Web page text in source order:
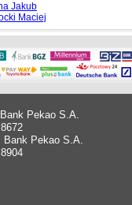
Jakub
Maciej
Pekao S.A.
Bank Pekao S.A.